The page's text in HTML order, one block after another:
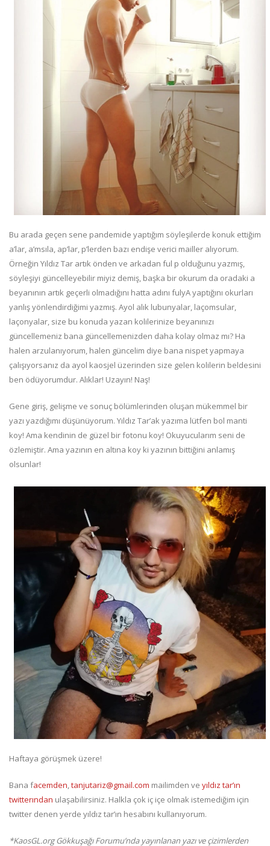
Bu arada geçen sene pandemide yaptığım söyleşilerde konuk ettiğim
a’lar, a’msıla, ap’lar, p’lerden bazı endişe verici mailler alıyorum.
Örneğin Yıldız Tar artık önden ve arkadan ful p olduğunu yazmış,
söyleşiyi güncelleyebilir miyiz demiş, başka bir okurum da oradaki a
beyanının artık geçerli olmadığını hatta adını fulyA yaptığını okurları
yanlış yönlendirdiğimi yazmış. Ayol alık lubunyalar, laçomsular,
laçonyalar, size bu konuda yazan kolilerinize beyanınızı
güncellemeniz bana güncellemenizden daha kolay olmaz mı? Ha
halen arzulanıyorum, halen güncelim diye bana nispet yapmaya
çalışıyorsanız da ayol kaosjel üzerinden size gelen kolilerin beldesini
ben ödüyorumdur. Alıklar! Uzayın! Naş!
Gene giriş, gelişme ve sonuç bölümlerinden oluşan mükemmel bir
yazı yazdığımı düşünüyorum. Yıldız Tar’ak yazıma lütfen bol manti
koy! Ama kendinin de güzel bir fotonu koy! Okuyucularım seni de
özlemiştir. Ama yazının en altına koy ki yazının bittiğini anlamış
olsunlar!
Haftaya görüşmek üzere!
Bana facemden tanjutariz@gmail.com mailimden ve yıldız tar’ın
twitterından ulaşabilirsiniz. Halkla çok iç içe olmak istemediğim için
twitter denen yerde yıldız tar’ın hesabını kullanıyorum.
*KaosGL.org Gökkuşağı Forumu’nda yayınlanan yazı ve çizimlerden